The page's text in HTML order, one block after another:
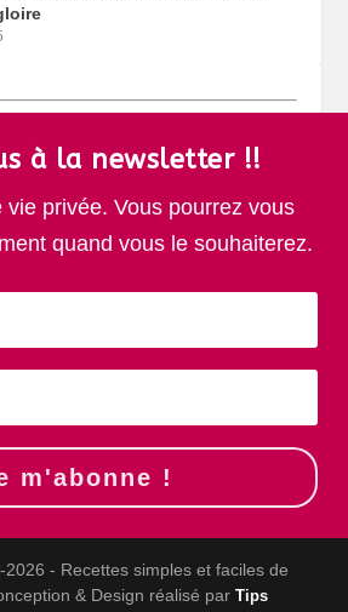
à la newsletter !!
vie privée. Vous pourrez vous
quand vous le souhaiterez.
m'abonne !
- Recettes simples et faciles de
& Design réalisé par Tips